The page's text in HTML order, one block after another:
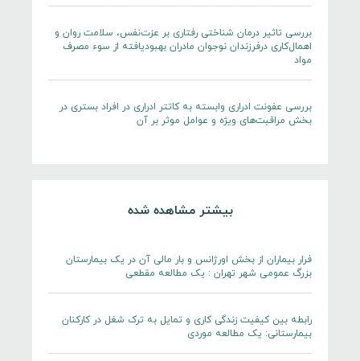
بررسی تاثیر درمان شناختی رفتاری بر عزت‌نفس، سلامت روان و
اهمال‌کاری درفرزندان نوجوان مادران بهبودیافته از سوء مصرف
مواد
بررسی عفونت ادراری وابسته به کاتتر ادراری در افراد بستری در
بخش مراقبت‌های ویژه و عوامل موثر بر آن
بیشتر مشاهده شده
فرار بیماران از بخش اورژانس و بار مالی آن در یک بیمارستان
بزرگ عمومی شهر تهران : یک مطالعه مقطعی
رابطه بین کیفیت زندگی کاری و تمایل به ترک شغل در کارکنان
بیمارستانی: یک مطالعه موردی